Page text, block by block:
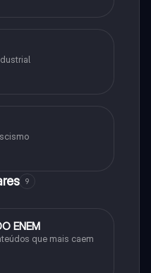
9
ENEM
que mais caem